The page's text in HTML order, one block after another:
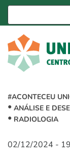
#ACONTECEU
ANÁLISE E
RADIOLOGIA
02/12/2024 -